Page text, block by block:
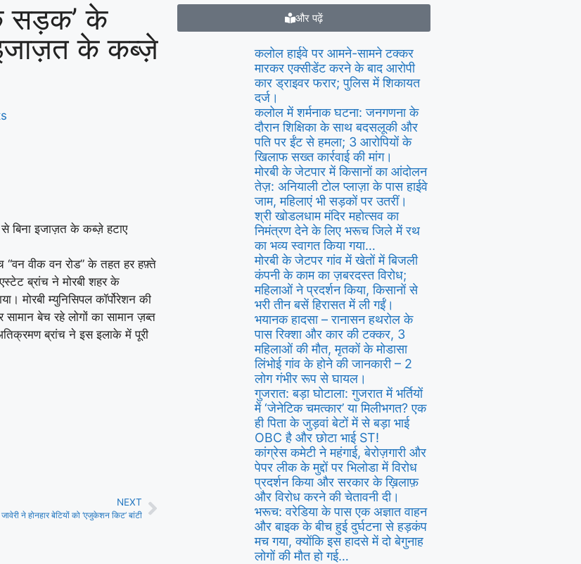
सड़क’ के
के कब्ज़े
से बिना इजाज़त के कब्ज़े हटाए
वीक वन रोड” के तहत हर हफ़्ते
ब्रांच ने मोरबी शहर के
मोरबी म्युनिसिपल कॉर्पोरेशन की
सामान बेच रहे लोगों का सामान ज़ब्त
ब्रांच ने इस इलाके में पूरी
NEXT
ने होनहार बेटियों को ‘एजुकेशन किट’ बांटी
और पढ़ें
कलोल हाईवे पर आमने-सामने टक्कर
मारकर एक्सीडेंट करने के बाद आरोपी
कार ड्राइवर फरार; पुलिस में शिकायत
दर्ज।
कलोल में शर्मनाक घटना: जनगणना के
दौरान शिक्षिका के साथ बदसलूकी और
पति पर ईंट से हमला; 3 आरोपियों के
खिलाफ सख्त कार्रवाई की मांग।
मोरबी के जेटपार में किसानों का आंदोलन
तेज़: अनियाली टोल प्लाज़ा के पास हाईवे
जाम, महिलाएं भी सड़कों पर उतरीं।
श्री खोडलधाम मंदिर महोत्सव का
निमंत्रण देने के लिए भरूच जिले में रथ
का भव्य स्वागत किया गया…
मोरबी के जेटपर गांव में खेतों में बिजली
कंपनी के काम का ज़बरदस्त विरोध;
महिलाओं ने प्रदर्शन किया, किसानों से
भरी तीन बसें हिरासत में ली गईं।
भयानक हादसा – रानासन हथरोल के
पास रिक्शा और कार की टक्कर, 3
महिलाओं की मौत, मृतकों के मोडासा
लिंभोई गांव के होने की जानकारी – 2
लोग गंभीर रूप से घायल।
गुजरात: बड़ा घोटाला: गुजरात में भर्तियों
में ‘जेनेटिक चमत्कार’ या मिलीभगत? एक
ही पिता के जुड़वां बेटों में से बड़ा भाई
OBC है और छोटा भाई ST!
कांग्रेस कमेटी ने महंगाई, बेरोज़गारी और
पेपर लीक के मुद्दों पर भिलोडा में विरोध
प्रदर्शन किया और सरकार के ख़िलाफ़
और विरोध करने की चेतावनी दी।
भरूच: वरेडिया के पास एक अज्ञात वाहन
और बाइक के बीच हुई दुर्घटना से हड़कंप
मच गया, क्योंकि इस हादसे में दो बेगुनाह
लोगों की मौत हो गई…